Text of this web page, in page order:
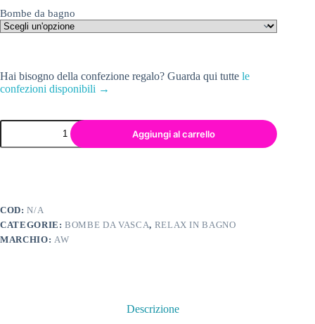
Bombe da bagno
Hai bisogno della confezione regalo? Guarda qui tutte le
confezioni disponibili →
BOMBA
VASCA
Aggiungi al carrello
COD:N/A
CATEGORIE:BOMBE DA VASCA, RELAX IN BAGNO
MARCHIO: AW
Descrizione